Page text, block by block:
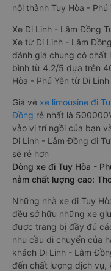
nội thành Tuy Hòa -
Xe Di Linh - Lâm Đồng
Xe từ Di Linh - Lâm
đánh giá chung có chất
bình từ 4.2/5 dựa trên
Hòa - Phú Yên từ Di
Giá vé xe limousine đi
Đồng rẻ nhất là
vào vị trí ngồi của bạn
Di Linh - Lâm Đồng đi
sẽ rẻ hơn
Dòng xe đi Tuy Hòa -
nằm chất lượng cao:
Những nhà xe đi Tuy
đều sở hữu những xe
được trang bị đầy đủ
nhu cầu di chuyển của
khách Di Linh - Lâm
đến chất lượng dịch vụ,